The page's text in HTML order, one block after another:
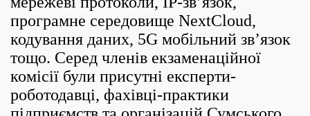
програмне середовище NextCloud,
кодування даних, 5G мобільний зв’язок
тощо. Серед членів екзаменаційної
комісії були присутні експерти-
роботодавці, фахівці-практики